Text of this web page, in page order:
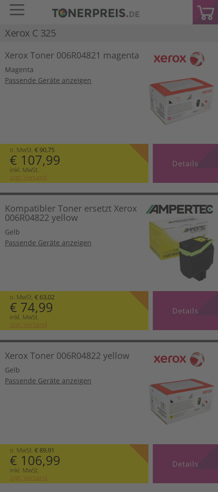
Xerox C 325
Xerox Toner 006R04821 magenta
Magenta
Passende Geräte anzeigen
o. MwSt. € 90,75
€ 107,99
inkl. MwSt.
zzgl. Versand
Details
Kompatibler Toner ersetzt Xerox
006R04822 yellow
Gelb
Passende Geräte anzeigen
o. MwSt. € 63,02
€ 74,99
inkl. MwSt.
zzgl. Versand
Details
Xerox Toner 006R04822 yellow
Gelb
Passende Geräte anzeigen
o. MwSt. € 89,91
€ 106,99
inkl. MwSt.
zzgl. Versand
Details